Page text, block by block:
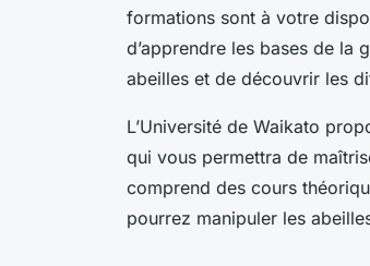
formations sont à votre
d’apprendre les bases de la
abeilles et de découvrir les
L’Université de Waikato
qui vous permettra de
comprend des cours
pourrez manipuler les